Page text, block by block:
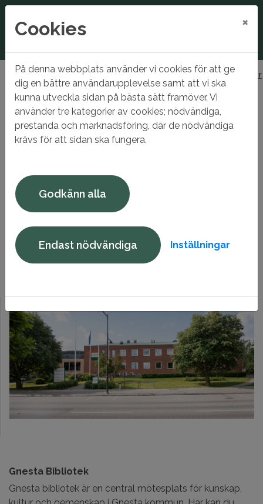
Hem Gnesta Förvaltnings AB
Samhällsfastigheter
Gnesta-
Gnesta-
av Gnesta belägen i Kommunhuset. Här samlas service,
kultur och demokrati under ett och samma tak.
Kommunhuset är en naturlig knutpunkt för invånare,
besökare och medarbetare, där tillgänglighet och
öppenhet står i fokus. Med sina funktionella lokaler och
centrala läge är Elektron en plats för möten, evenemang
Gnesta Bibliotek
Gnesta bibliotek är en central mötesplats för kunskap,
Cookies ×
På denna webbplats använder vi cookies för att ge
dig en bättre användarupplevelse samt att vi ska
kunna utveckla sidan på bästa sätt framöver. Vi
använder tre kategorier av cookies; nödvändiga,
prestanda och marknadsföring, där de nödvändiga
krävs för att sidan ska fungera.
Godkänn alla
Endast nödvändiga Inställningar